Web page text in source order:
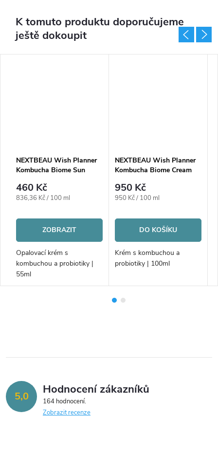
K tomuto produktu doporučujeme
ještě dokoupit
NEXTBEAU Wish Planner
Kombucha Biome Sun
460 Kč
Měrná
836,36 Kč / 100 ml
ZOBRAZIT
Opalovací krém s
kombuchou a probiotiky |
55ml
NEXTBEAU Wish Planner
Kombucha Biome Cream
950 Kč
Měrná
950 Kč / 100 ml
DO KOŠÍKU
Krém s kombuchou a
probiotiky | 100ml
5,0 Hodnocení zákazníků
164 hodnocení
Zobrazit recenze